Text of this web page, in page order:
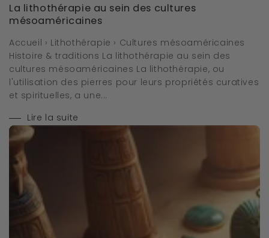
La lithothérapie au sein des cultures
mésoaméricaines
Accueil › Lithothérapie › Cultures mésoaméricaines
Histoire & traditions La lithothérapie au sein des
cultures mésoaméricaines La lithothérapie, ou
l'utilisation des pierres pour leurs propriétés curatives
et spirituelles, a une...
Lire la suite